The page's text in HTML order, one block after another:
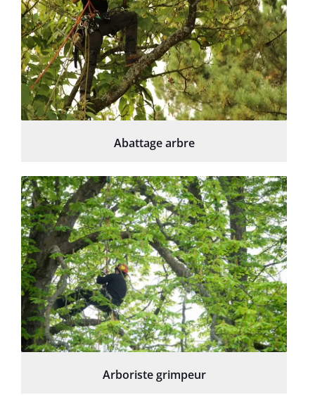
Abattage arbre
Arboriste grimpeur